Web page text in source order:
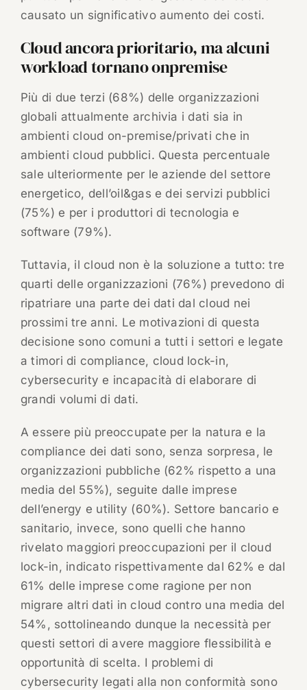
causato un significativo aumento dei costi.
Cloud ancora prioritario, ma alcuni
workload tornano onpremise
Più di due terzi (68%) delle organizzazioni
globali attualmente archivia i dati sia in
ambienti cloud on-premise/privati che in
ambienti cloud pubblici. Questa percentuale
sale ulteriormente per le aziende del settore
energetico, dell’oil&gas e dei servizi pubblici
(75%) e per i produttori di tecnologia e
software (79%).
Tuttavia, il cloud non è la soluzione a tutto: tre
quarti delle organizzazioni (76%) prevedono di
ripatriare una parte dei dati dal cloud nei
prossimi tre anni. Le motivazioni di questa
decisione sono comuni a tutti i settori e legate
a timori di compliance, cloud lock-in,
cybersecurity e incapacità di elaborare di
grandi volumi di dati.
A essere più preoccupate per la natura e la
compliance dei dati sono, senza sorpresa, le
organizzazioni pubbliche (62% rispetto a una
media del 55%), seguite dalle imprese
dell’energy e utility (60%). Settore bancario e
sanitario, invece, sono quelli che hanno
rivelato maggiori preoccupazioni per il cloud
lock-in, indicato rispettivamente dal 62% e dal
61% delle imprese come ragione per non
migrare altri dati in cloud contro una media del
54%, sottolineando dunque la necessità per
questi settori di avere maggiore flessibilità e
opportunità di scelta. I problemi di
cybersecurity legati alla non conformità sono